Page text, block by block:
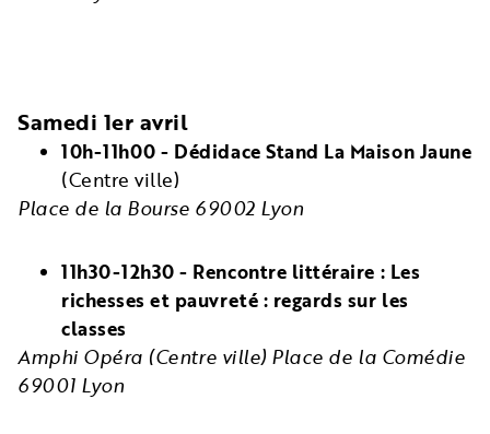
Samedi 1er avril
10h-11h00 - Dédidace Stand La Maison Jaune
(Centre ville)
Place de la Bourse 69002 Lyon
11h30-12h30 - Rencontre littéraire : Les
richesses et pauvreté : regards sur les
classes
Amphi Opéra (Centre ville) Place de la Comédie
69001 Lyon